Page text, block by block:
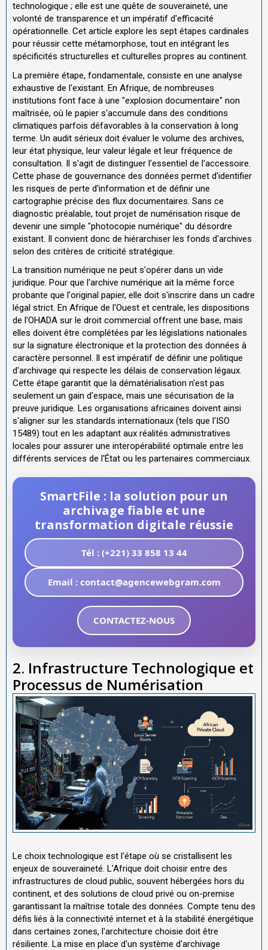
technologique ; elle est une quête de souveraineté, une
volonté de transparence et un impératif d'efficacité
opérationnelle. Cet article explore les sept étapes cardinales
pour réussir cette métamorphose, tout en intégrant les
spécificités structurelles et culturelles propres au continent.
La première étape, fondamentale, consiste en une analyse
exhaustive de l'existant. En Afrique, de nombreuses
institutions font face à une "explosion documentaire" non
maîtrisée, où le papier s'accumule dans des conditions
climatiques parfois défavorables à la conservation à long
terme. Un audit sérieux doit évaluer le volume des archives,
leur état physique, leur valeur légale et leur fréquence de
consultation. Il s'agit de distinguer l'essentiel de l'accessoire.
Cette phase de gouvernance des données permet d'identifier
les risques de perte d'information et de définir une
cartographie précise des flux documentaires. Sans ce
diagnostic préalable, tout projet de numérisation risque de
devenir une simple "photocopie numérique" du désordre
existant. Il convient donc de hiérarchiser les fonds d'archives
selon des critères de criticité stratégique.
La transition numérique ne peut s'opérer dans un vide
juridique. Pour que l'archive numérique ait la même force
probante que l'original papier, elle doit s'inscrire dans un cadre
légal strict. En Afrique de l'Ouest et centrale, les dispositions
de l'OHADA sur le droit commercial offrent une base, mais
elles doivent être complétées par les législations nationales
sur la signature électronique et la protection des données à
caractère personnel. Il est impératif de définir une politique
d'archivage qui respecte les délais de conservation légaux.
Cette étape garantit que la dématérialisation n'est pas
seulement un gain d'espace, mais une sécurisation de la
preuve juridique. Les organisations africaines doivent ainsi
s'aligner sur les standards internationaux (tels que l'ISO
15489) tout en les adaptant aux réalités administratives
locales pour assurer une interopérabilité optimale entre les
différents services de l'État ou les partenaires commerciaux.
SmartFile : la solution pour un
archivage fiable et une
transformation digitale réussie
Tél : (+221) 33 858 13 44
Email : contact@agencewebgram.com
CONTACTEZ-NOUS
2. Infrastructure Technologique et
Processus de Numérisation
Le choix technologique est l'étape où se cristallisent les
enjeux de souveraineté. L'Afrique doit choisir entre des
infrastructures de cloud public, souvent hébergées hors du
continent, et des solutions de cloud privé ou on-premise
garantissant la maîtrise totale des données. Compte tenu des
défis liés à la connectivité internet et à la stabilité énergétique
dans certaines zones, l'architecture choisie doit être
résiliente. La mise en place d'un système d'archivage